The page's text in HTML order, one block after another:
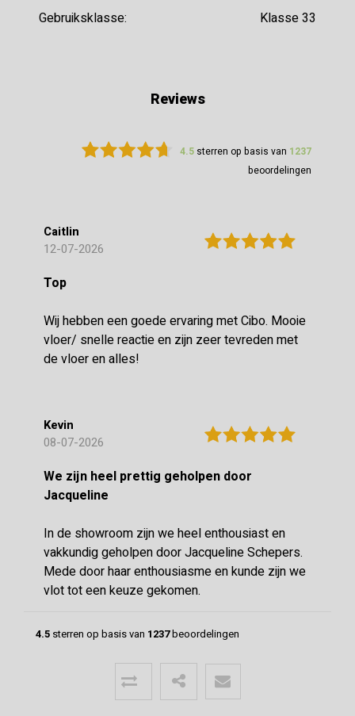
Gebruiksklasse: Klasse 33
Reviews
4.5 sterren op basis van 1237
beoordelingen
Caitlin
12-07-2026
Top
Wij hebben een goede ervaring met Cibo. Mooie
vloer/ snelle reactie en zijn zeer tevreden met
de vloer en alles!
Kevin
08-07-2026
We zijn heel prettig geholpen door
Jacqueline
In de showroom zijn we heel enthousiast en
vakkundig geholpen door Jacqueline Schepers.
Mede door haar enthousiasme en kunde zijn we
vlot tot een keuze gekomen.
4.5 sterren op basis van 1237beoordelingen